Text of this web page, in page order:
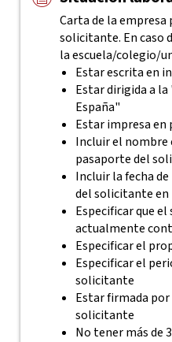
Carta de la empresa
solicitante. En caso
la escuela/colegio/
Estar escrita en
Estar dirigida a
España"
Estar impresa
Incluir el nombre
pasaporte del
Incluir la fecha
del solicitante en
Especificar que
actualmente
Especificar el
Especificar el
solicitante
Estar firmada
solicitante
No tener más de